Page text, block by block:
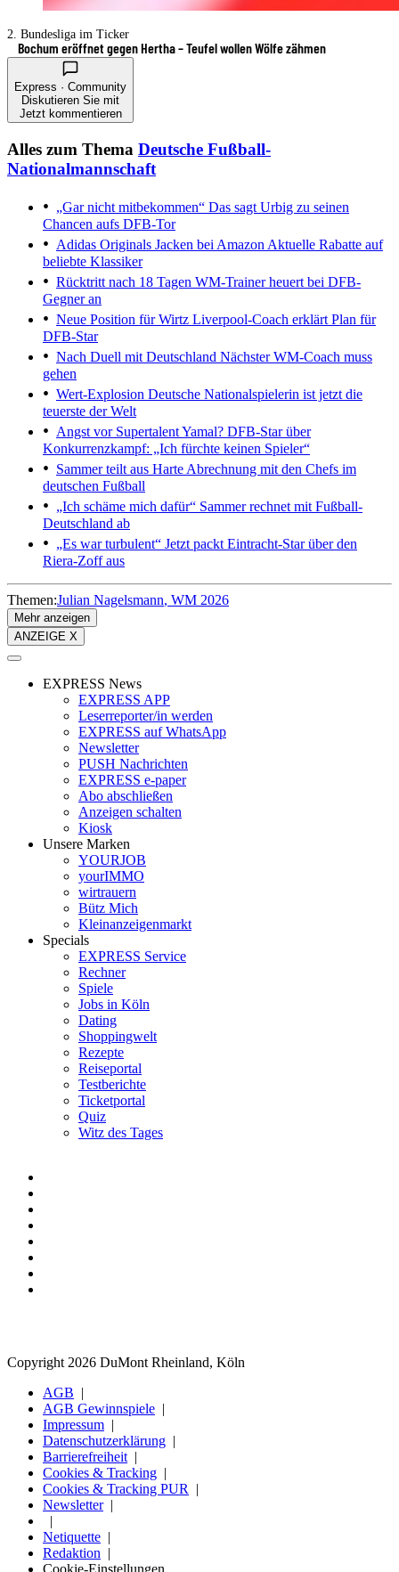
2. Bundesliga im Ticker
Bochum eröffnet gegen Hertha – Teufel wollen Wölfe zähmen
Express · Community
Diskutieren Sie mit
Jetzt kommentieren
Alles zum Thema Deutsche Fußball-
Nationalmannschaft
„Gar nicht mitbekommen“ Das sagt Urbig zu seinen
Chancen aufs DFB-Tor
Adidas Originals Jacken bei Amazon Aktuelle Rabatte auf
beliebte Klassiker
Rücktritt nach 18 Tagen WM-Trainer heuert bei DFB-
Gegner an
Neue Position für Wirtz Liverpool-Coach erklärt Plan für
DFB-Star
Nach Duell mit Deutschland Nächster WM-Coach muss
gehen
Wert-Explosion Deutsche Nationalspielerin ist jetzt die
teuerste der Welt
Angst vor Supertalent Yamal? DFB-Star über
Konkurrenzkampf: „Ich fürchte keinen Spieler“
Sammer teilt aus Harte Abrechnung mit den Chefs im
deutschen Fußball
„Ich schäme mich dafür“ Sammer rechnet mit Fußball-
Deutschland ab
„Es war turbulent“ Jetzt packt Eintracht-Star über den
Riera-Zoff aus
Themen:Julian Nagelsmann WM 2026
Mehr anzeigen
ANZEIGE X
EXPRESS News
EXPRESS APP
Leserreporter/in werden
EXPRESS auf WhatsApp
Newsletter
PUSH Nachrichten
EXPRESS e-paper
Abo abschließen
Anzeigen schalten
Kiosk
Unsere Marken
YOURJOB
yourIMMO
wirtrauern
Bütz Mich
Kleinanzeigenmarkt
Specials
EXPRESS Service
Rechner
Spiele
Jobs in Köln
Dating
Shoppingwelt
Rezepte
Reiseportal
Testberichte
Ticketportal
Quiz
Witz des Tages
Copyright 2026 DuMont Rheinland, Köln
AGB
AGB Gewinnspiele
Impressum
Datenschutzerklärung
Barrierefreiheit
Cookies & Tracking
Cookies & Tracking PUR
Newsletter
Netiquette
Redaktion